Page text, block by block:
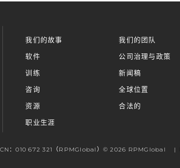
我们的故事
软件
训练
咨询
资源
职业生涯
我们的团队
公司治理与政策
新闻稿
全球位置
合法的
：010 672 321（RPMGlobal）© 2026 RPMGlobal